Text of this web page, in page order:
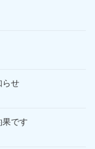
らせ
です